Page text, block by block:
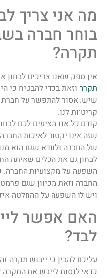
מה אני צריך
בוחר חברה
תקרה?
אין ספק שאנו צריכים
תקרה וזאת בכדי להבטיח כי
שיש. אסור להתפשר על חברת
קריטיות לנו.
קודם כל אנו מציעים לכם
שזה אינדיקטור לאיכות
של החברה ולוודא שגם הוא
לבחון גם את הכלים שאיתה
השפעה על מקצועיות החברה.
החברה וזאת מכיוון שגם
ויש לו השפעה על ההחלטה
האם אפשר
לבד?
עליכם להבין כי ייבוש תקרה
כדאי לנסות לייבש את התקרה